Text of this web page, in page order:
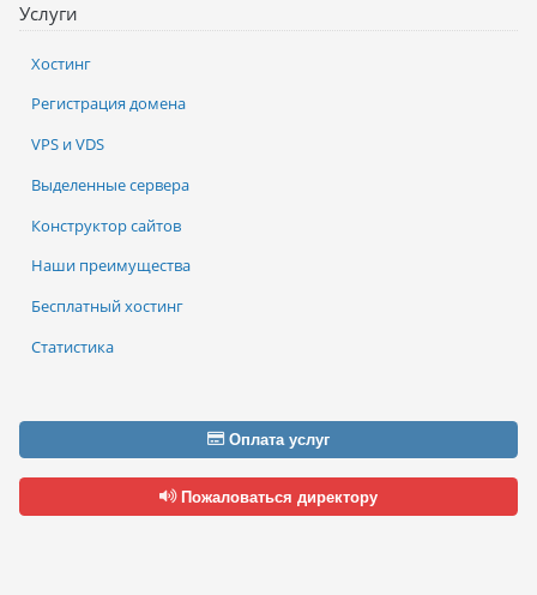
Услуги
Хостинг
Регистрация домена
VPS и VDS
Выделенные сервера
Конструктор сайтов
Наши преимущества
Бесплатный хостинг
Статистика
Оплата услуг
Пожаловаться директору